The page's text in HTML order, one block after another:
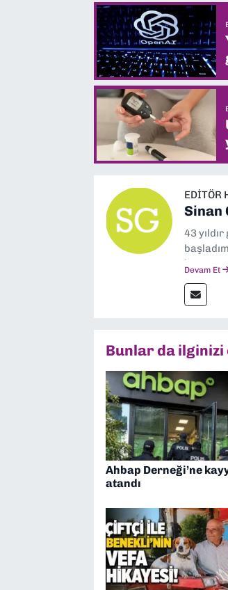
EDITÖR
Sinan
43
boyunca
anda
Devam Et
Bunlar da
Ahbap Derneği’ne
atandı